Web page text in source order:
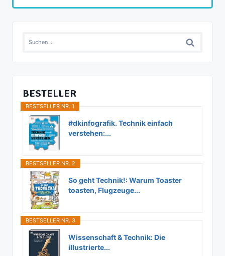
Suchen
BESTELLER
BESTSELLER NR. 1
#dkinfografik. Technik einfach
verstehen:...
BESTSELLER NR. 2
So geht Technik!: Warum Toaster
toasten, Flugzeuge...
BESTSELLER NR. 3
Wissenschaft & Technik: Die
illustrierte...